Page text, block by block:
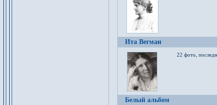
Ита Вегман
22 фото,
Белый альбом